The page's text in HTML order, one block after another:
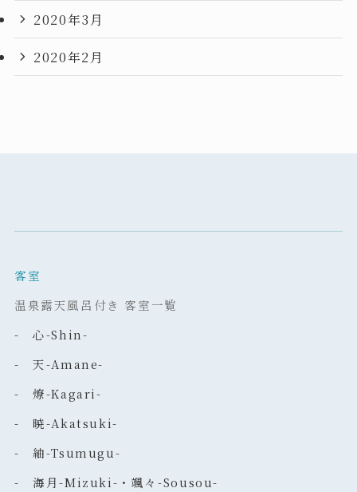
2020年3月
2020年2月
客室
温泉露天風呂付き 客室一覧
- 心-Shin-
- 天-Amane-
- 燎-Kagari-
- 暁-Akatsuki-
- 紬-Tsumugu-
- 海月-Mizuki-・颯々-Sousou-